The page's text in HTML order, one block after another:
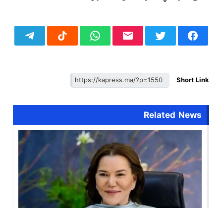
Short Link
Related News